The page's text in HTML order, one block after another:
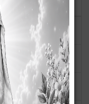
เขียนโดย
ฮิต: 83
เขียนโดย
สุกัญญา
ฮิต: 71
เขียนโดย
สุกัญญา
ฮิต: 62